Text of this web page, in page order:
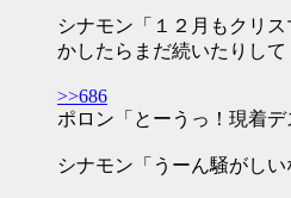
シナモン「１２月もクリ
かしたらまだ続いたりして
>>686
ポロン「とーうっ！現着デ
シナモン「うーん騒がしい